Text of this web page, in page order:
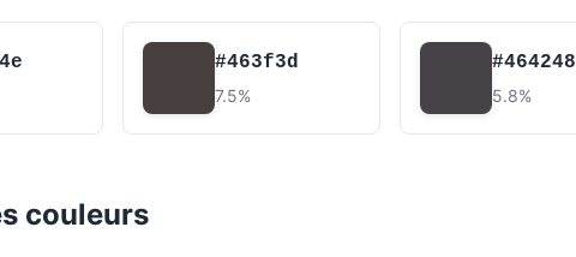
#463f3d
7.5%
#464248
5.8%
couleurs